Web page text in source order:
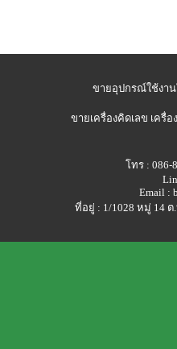
ขายอุปกรณ์ใช้งา
ขายเครื่องคิดเลข เครื่
โทร : 086-
Email :
ที่อยู่ : 1/1028 หมู่ 14 ต.